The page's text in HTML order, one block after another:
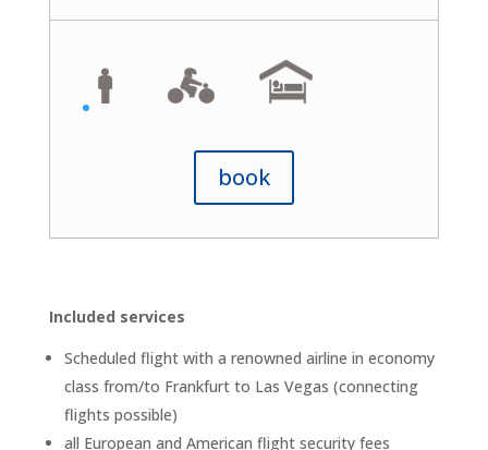
book
Included services
Scheduled flight with a renowned airline in economy
class from/to Frankfurt to Las Vegas (connecting
flights possible)
all European and American flight security fees